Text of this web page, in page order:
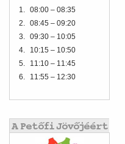
1. 08:00 – 08:35
2. 08:45 – 09:20
3. 09:30 – 10:05
4.
10:15 – 10:50
5.
11:10 – 11:45
6.
11:55 – 12:30